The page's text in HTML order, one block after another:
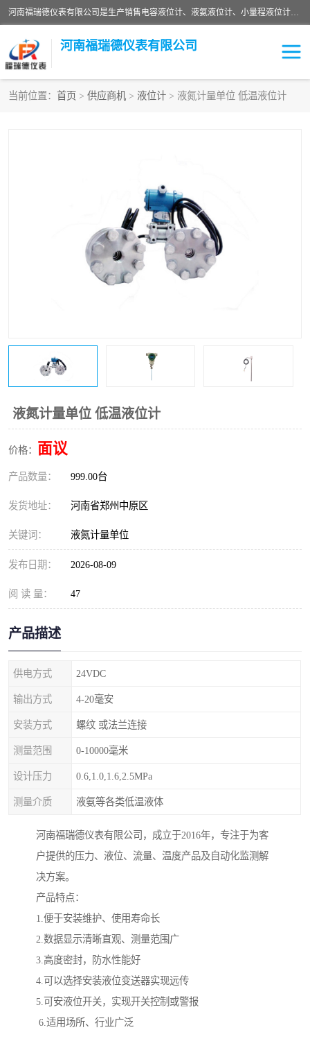
河南福瑞德仪表有限公司是生产销售电容液位计、液氨液位计、小量程液位计定制、智能锅炉水位计、液氮液位计等；并在产品开发、研制的过程中，吸取国内外仪器仪表的技术精华，建立了一支高、精、尖的科研开发队伍，使产品性能不断升级。
河南福瑞德仪表有限公司
当前位置： 首页 > 供应商机 > 液位计 > 液氮计量单位 低温液位计
液氮计量单位 低温液位计
价格： 面议
产品数量： 999.00台
发货地址： 河南省郑州中原区
关键词： 液氮计量单位
发布日期： 2026-08-09
阅 读 量： 47
产品描述
供电方式 24VDC
输出方式 4-20毫安
安装方式 螺纹 或法兰连接
测量范围 0-10000毫米
设计压力 0.6,1.0,1.6,2.5MPa
测量介质 液氨等各类低温液体
河南福瑞德仪表有限公司，成立于2016年，专注于为客
户提供的压力、液位、流量、温度产品及自动化监测解
决方案。
产品特点：
1.便于安装维护、使用寿命长
2.数据显示清晰直观、测量范围广
3.高度密封，防水性能好
4.可以选择安装液位变送器实现远传
5.可安液位开关，实现开关控制或警报
6.适用场所、行业广泛
液氮液位计
液位计传感器定制
物位计
智能锅炉水位计